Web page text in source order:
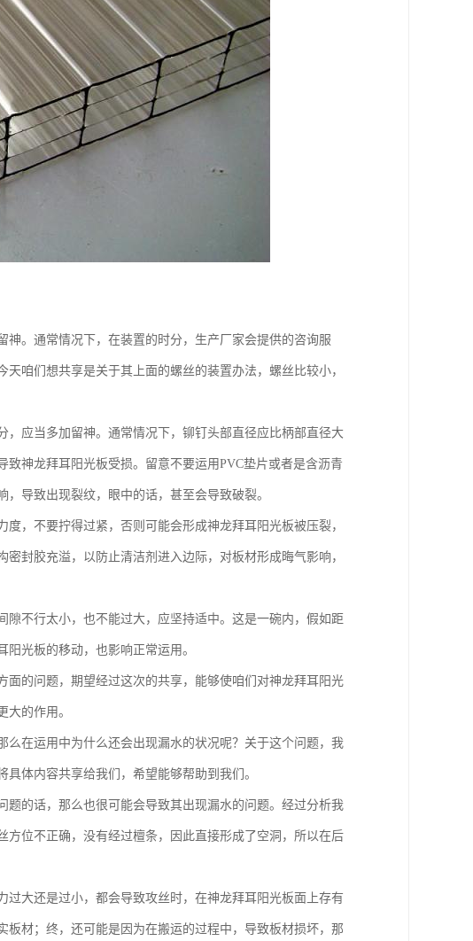
。通常情况下，在装置的时分，生产厂家会提供的咨询服
咱们想共享是关于其上面的螺丝的装置办法，螺丝比较小，
应当多加留神。通常情况下，铆钉头部直径应比柄部直径大
神龙拜耳阳光板受损。留意不要运用PVC垫片或者是含沥青
导致出现裂纹，眼中的话，甚至会导致破裂。
，不要拧得过紧，否则可能会形成神龙拜耳阳光板被压裂，
封胶充溢，以防止清洁剂进入边际，对板材形成晦气影响，
不行太小，也不能过大，应坚持适中。这是一碗内，假如距
光板的移动，也影响正常运用。
的问题，期望经过这次的共享，能够使咱们对神龙拜耳阳光
的作用。
在运用中为什么还会出现漏水的状况呢？关于这个问题，我
体内容共享给我们，希望能够帮助到我们。
的话，那么也很可能会导致其出现漏水的问题。经过分析我
位不正确，没有经过檀条，因此直接形成了空洞，所以在后
大还是过小，都会导致攻丝时，在神龙拜耳阳光板面上存有
材；终，还可能是因为在搬运的过程中，导致板材损坏，那